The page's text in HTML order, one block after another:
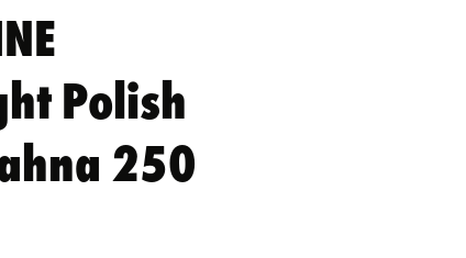
Polish
250